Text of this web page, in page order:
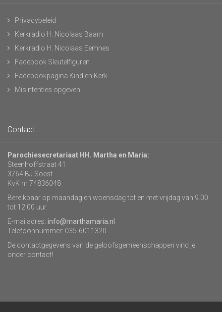
Privacybeleid
Kerkradio H. Nicolaas Baarn
Kerkradio H. Nicolaas Eemnes
Facebook Sleutelfiguren
Facebookpagina Kind en Kerk
Misintenties opgeven
Contact
Parochiesecretariaat HH. Martha en Maria:
Steenhoffstraat 41
3764 BJ Soest
KvK nr 74836048
Bereikbaar op maandag en woensdag tot en met vrijdag van 9.00
tot 12.00 uur.
E-mailadres: info@marthamaria.nl
Telefoonnummer: 035-6011320
De contactgegevens van de geloofsgemeenschappen vind je
onder contact!